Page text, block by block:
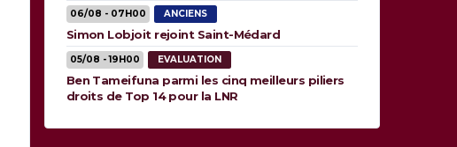
06/08 - 07H00 ANCIENS
Simon Lobjoit rejoint Saint-Médard
05/08 - 19H00 EVALUATION
Ben Tameifuna parmi les cinq meilleurs piliers
droits de Top 14 pour la LNR